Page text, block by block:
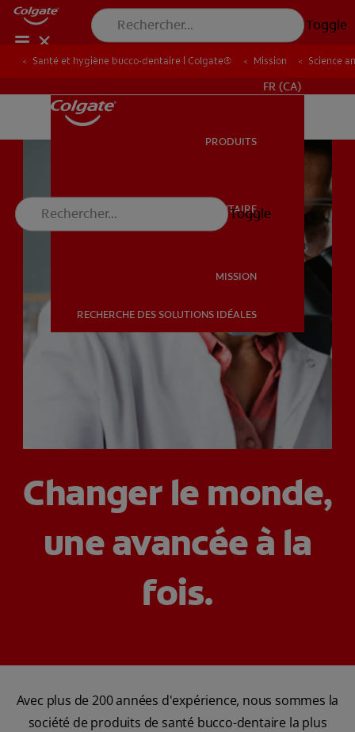
Toggle
SANTÉ BUCCO-DENTAIRE
RECHERCHE DES SOLUTIONS IDÉALES
POUR LES PROFESSIONNELS
FR (CA)
FR (CA)
PRODUITS
SANTÉ BUCCO-DENTAIRE
MISSION
RECHERCHE DES SOLUTIONS IDÉALES
Toggle
Santé et hygiène bucco-dentaire | Colgate® Mission Science
Santé et hygiène bucco-dentaire | Colgate® Mission Science
Changer le monde,
une avancée à la
fois.
Avec plus de 200 années d'expérience, nous sommes la
société de produits de santé bucco-dentaire la plus